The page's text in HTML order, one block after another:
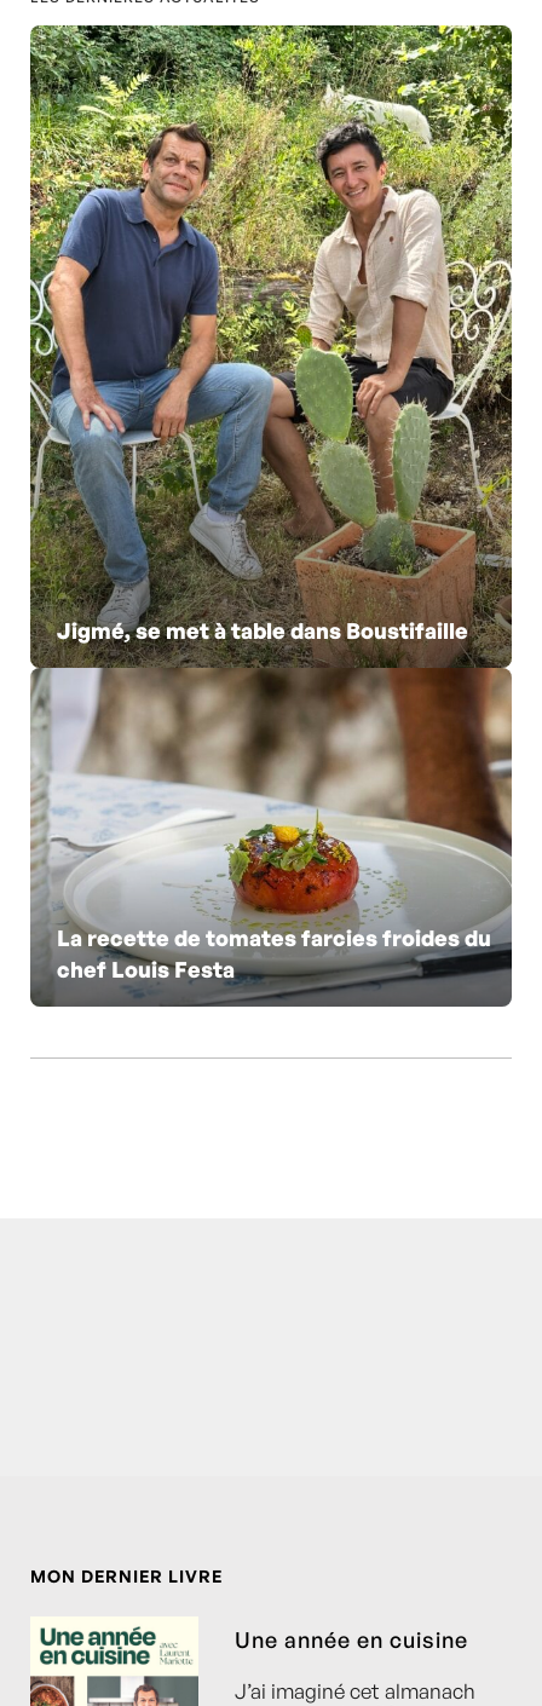
Jigmé, se met à table dans Boustifaille
La recette de tomates farcies froides du
chef Louis Festa
MON DERNIER LIVRE
Une année en cuisine
J’ai imaginé cet almanach